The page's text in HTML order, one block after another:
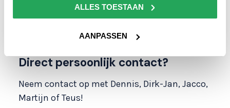
ALLES TOESTAAN
AANPASSEN
Direct persoonlijk contact?
Neem contact op met Dennis, Dirk-Jan, Jacco,
Martijn of Teus!